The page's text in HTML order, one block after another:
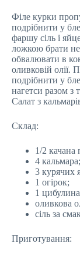
Філе курки
подрібнити у
фаршу сіль і
ложкою брати
обвалювати в
оливковій олії.
подрібнити у
нагетси разом з
Салат з
Склад:
1/2 качана
4 кальмара;
3 курячих
1 огірок;
1
оливкова
сіль за
Приготування: